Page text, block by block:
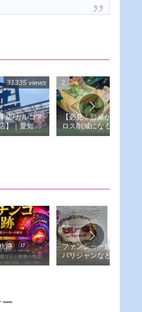
店/カルコス
】｜愛知県-
31335 views
【必見！野菜が安い！フ
ロス削減になる！あらい
売所】愛知県-豊橋市
跡
ファンシー一族（ピレー
パリジャンなど）